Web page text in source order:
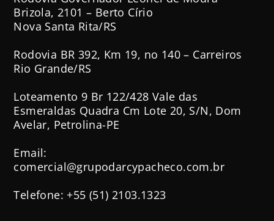
Brizola, 2101 – Berto Círio
Nova Santa Rita/RS
Rodovia BR 392, Km 19, no 140 – Carreiros
Rio Grande/RS
Loteamento 9 Br 122/428 Vale das
Esmeraldas Quadra Cm Lote 20, S/N, Dom
Avelar, Petrolina-PE
Email:
comercial@grupodarcypacheco.com.br
Telefone: +55 (51) 2103.1323